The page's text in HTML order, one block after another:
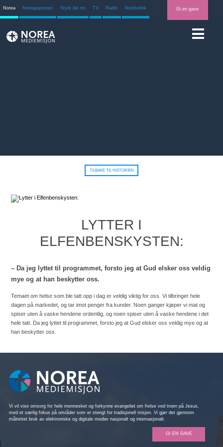
Norea Noreapastoren Styrk din tro TV Radio Nettbutikk Gi en gave
TILBAKE TIL HISTORIEN
LYTTER I
ELFENBENSKYSTEN:
– Da jeg lyttet til programmet, forsto jeg at Gud elsker oss veldig
mye og at han beskytter oss.
Temaet om helse som ble tatt opp i dag er veldig viktig for oss. Vi tilbringer hele
dagen på markedet, og tar imot penger fra kunder. Noen ganger kjøper vi mat og
spiser uten å vaske hendene ordentlig, og noen spiser uten å vaske hendene i det
hele tatt. Da jeg lyttet til programmet, forsto jeg at Gud elsker oss veldig mye og at
han beskytter oss.
Vi vil vise omsorg for hele mennesket og forkynne evangeliet om frelse ved troen på Jesus,
med et særlig fokus på områder som er stengt for tradisjonell misjon. Vi gjør det gjennom
målrettet bruk av elektroniske og digitale medier nasjonalt og internasjonalt.
GI EN GAVE